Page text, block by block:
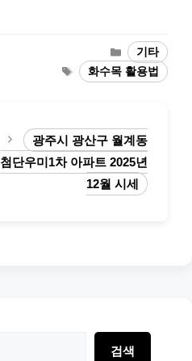
Categories
기타
Tags
화수목 활용법
광주시 광산구 월계동
첨단우미1차 아파트 2025년
12월 시세
검색